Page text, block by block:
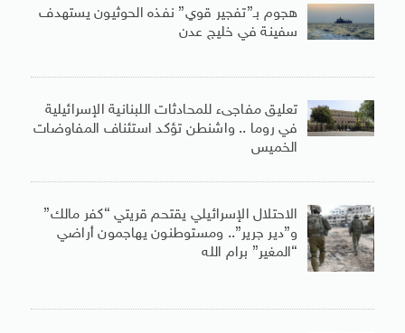
هجوم بـ”تفجير قوي” نفذه الحوثيون يستهدف
سفينة في خليج عدن
تعليق مفاجىء للمحادثات اللبنانية الإسرائيلية
في روما .. واشنطن تؤكد استئناف المفاوضات
الخميس
الاحتلال الإسرائيلي يقتحم قريتي “كفر مالك”
و”دير جرير”.. ومستوطنون يهاجمون أراضي
“المغير” برام الله